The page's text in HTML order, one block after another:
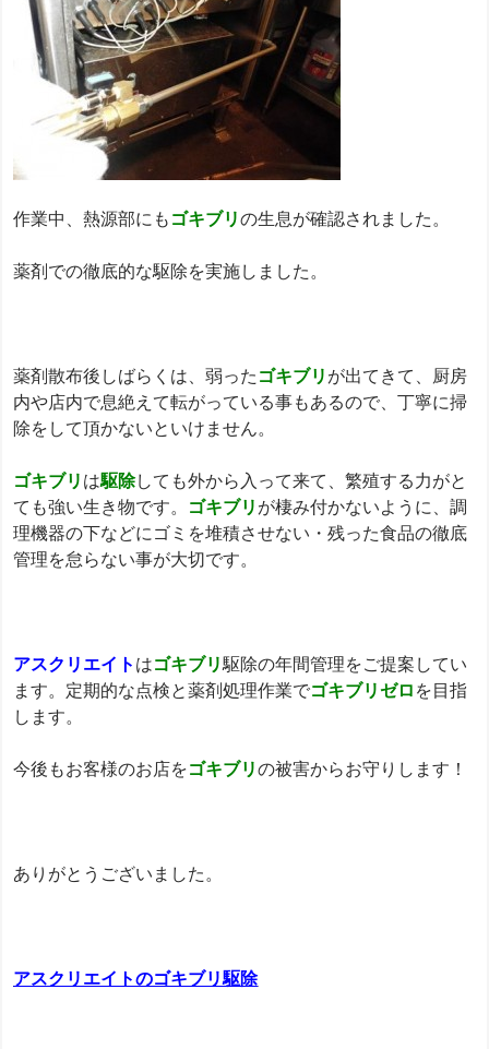
作業中、熱源部にも ゴキブリの生息が確認されました。
薬剤での徹底的な駆除を実施しました。
薬剤散布後しばらくは、弱った ゴキブリ が出てきて、厨房
内や店内で息絶えて転がっている事もあるので、丁寧に掃
除をして頂かないといけません。
ゴキブリ は駆除しても外から入って来て、繁殖する力がと
ても強い生き物です。
ゴキブリ が棲み付かないように、調
理機器の下などにゴミを堆積させない・残った食品の徹底
管理を怠らない事が大切です。
アスクリエイト はゴキブリ駆除の年間管理をご提案してい
ます。定期的な点検と薬剤処理作業でゴキブリゼロ を目指
します。
今後もお客様のお店をゴキブリの被害からお守りします！
ありがとうございました。
アスクリエイトのゴキブリ駆除